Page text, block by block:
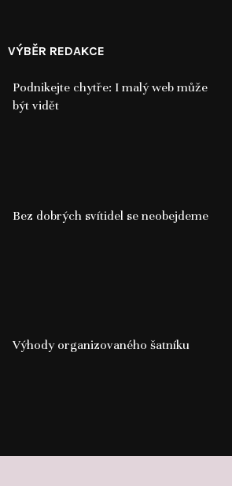
VÝBĚR REDAKCE
Podnikejte chytře: I malý web může
být vidět
Bez dobrých svítidel se neobejdeme
Výhody organizovaného šatníku